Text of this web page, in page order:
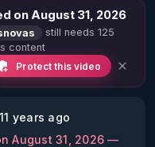
on August 31, 2026
still needs 125
content
Protect this video
years ago
August 31, 2026 —